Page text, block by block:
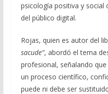
psicología positiva y social
del público digital.
Rojas, quien es autor del
sacude”, abordó el tema
profesional, señalando
un proceso científico,
puede ni debe ser